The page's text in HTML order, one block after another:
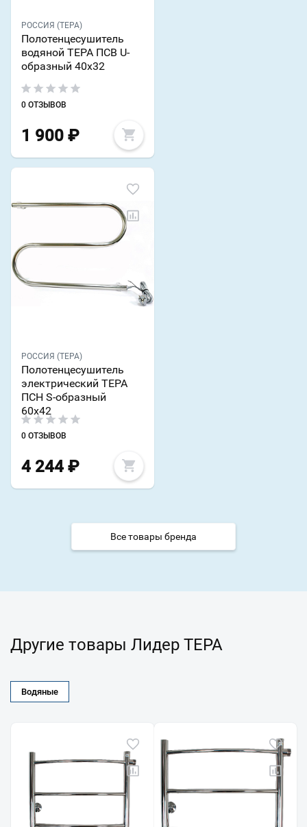
РОССИЯ (ТЕРА)
Полотенцесушитель
водяной ТЕРА ПСВ U-
образный 40х32
0 ОТЗЫВОВ
1 900 ₽
РОССИЯ (ТЕРА)
Полотенцесушитель
электрический ТЕРА
ПСН S-образный
60х42
0 ОТЗЫВОВ
4 244 ₽
Все товары бренда
Другие товары Лидер ТЕРА
Водяные